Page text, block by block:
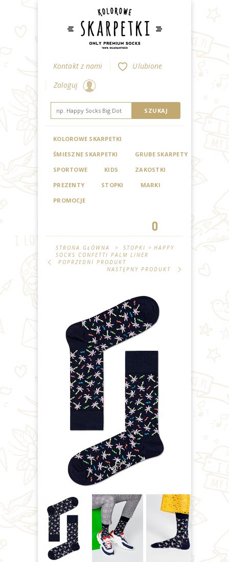
Kontakt z nami
Ulubione
Zaloguj
KOLOROWE SKARPETKI
ŚMIESZNE SKARPETKI
GRUBE SKARPETY
SPORTOWE
KIDS
ZAKOSTKI
PREZENTY
STOPKI
MARKI
PROMOCJE
0
STRONA GŁÓWNA > STOPKI > HAPPY
SOCKS CONFETTI PALM LINER
POPRZEDNI PRODUKT
NASTĘPNY PRODUKT